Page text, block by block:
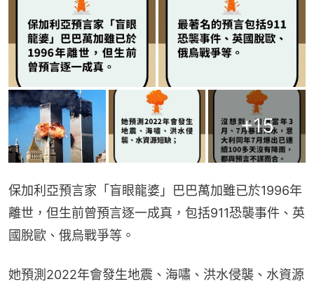
+15
保加利亞預言家「盲眼龍婆」巴巴萬加雖已於1996年
離世，但生前曾預言逐一成真，包括911恐襲事件、英
國脫歐、俄烏戰爭等。
她預測2022年會發生地震、海嘯、洪水侵襲、水資源